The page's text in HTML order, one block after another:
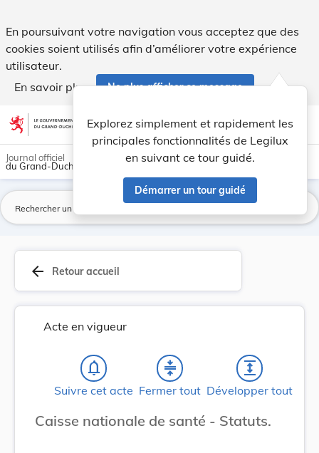
En poursuivant votre navigation vous acceptez que des
cookies soient utilisés afin d’améliorer votre expérience
utilisateur.
En savoir plus
Ne plus afficher ce message
Aller au contenu account_circle help Aide
Explorez simplement et rapidement les
principales fonctionnalités de Legilux
en suivant ce tour guidé.
Démarrer un tour guidé
light_mode dark_mode
Journal officiel
du Grand-Duché de Luxembourg
arrow_back Retour accueil
Acte en vigueur
notifications_none
Suivre cet acte
compress
Fermer tout
expand
Développer tout
Caisse nationale de santé - Statuts.